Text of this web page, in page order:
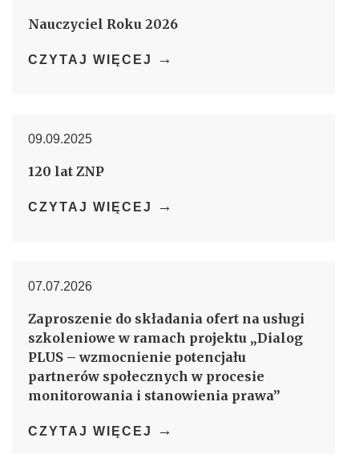
Nauczyciel Roku 2026
CZYTAJ WIĘCEJ →
09.09.2025
120 lat ZNP
CZYTAJ WIĘCEJ →
07.07.2026
Zaproszenie do składania ofert na usługi
szkoleniowe w ramach projektu „Dialog
PLUS – wzmocnienie potencjału
partnerów społecznych w procesie
monitorowania i stanowienia prawa”
CZYTAJ WIĘCEJ →